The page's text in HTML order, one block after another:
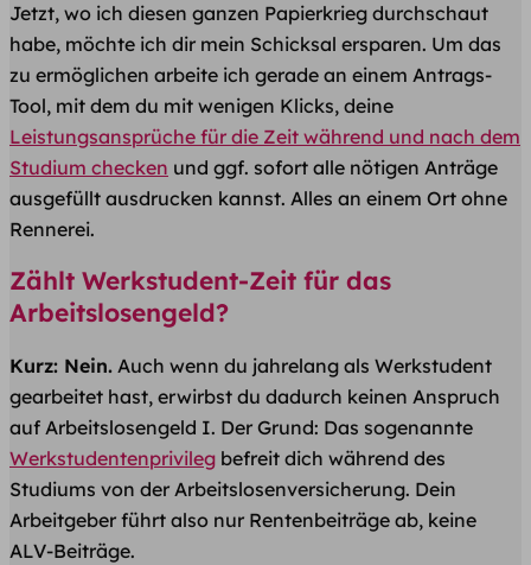
Jetzt, wo ich diesen ganzen Papierkrieg durchschaut
habe, möchte ich dir mein Schicksal ersparen. Um das
zu ermöglichen arbeite ich gerade an einem Antrags-
Tool, mit dem du mit wenigen Klicks, deine
Leistungsansprüche für die Zeit während und nach dem
Studium checken und ggf. sofort alle nötigen Anträge
ausgefüllt ausdrucken kannst. Alles an einem Ort ohne
Rennerei.
Zählt Werkstudent-Zeit für das
Arbeitslosengeld?
Kurz: Nein. Auch wenn du jahrelang als Werkstudent
gearbeitet hast, erwirbst du dadurch keinen Anspruch
auf Arbeitslosengeld I. Der Grund: Das sogenannte
Werkstudentenprivileg befreit dich während des
Studiums von der Arbeitslosenversicherung. Dein
Arbeitgeber führt also nur Rentenbeiträge ab, keine
ALV-Beiträge.